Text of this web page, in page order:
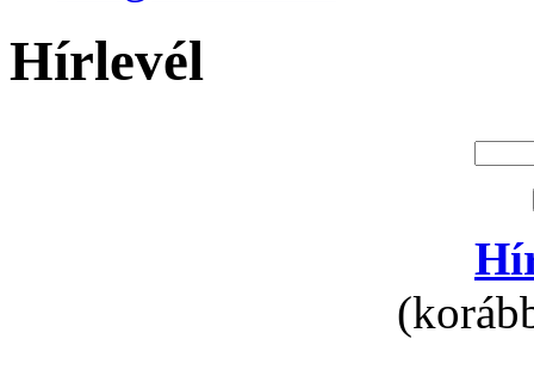
Hírlevél